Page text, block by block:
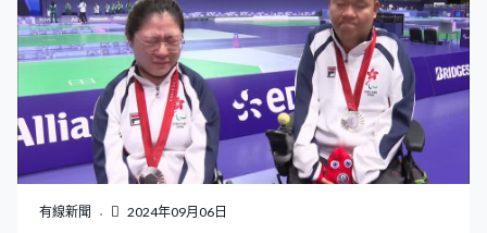
有線新聞 2024年09月06日